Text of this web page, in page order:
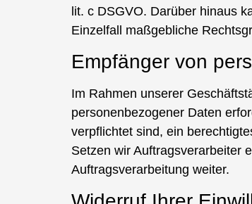
lit. c DSGVO. Darüber hinaus
Einzelfall maßgebliche
Empfänger von
Im Rahmen unserer
personenbezogener Daten
verpflichtet sind, ein
Setzen wir Auftragsverarbeiter
Auftragsverarbeitung weiter.